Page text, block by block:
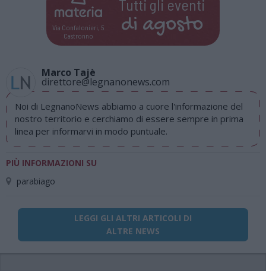
Via Confalonieri, 5
Castronno
Tutti gli eventi
di agosto
Marco Tajè
direttore@legnanonews.com
Noi di LegnanoNews abbiamo a cuore l'informazione del
nostro territorio e cerchiamo di essere sempre in prima
linea per informarvi in modo puntuale.
PIÙ INFORMAZIONI SU
parabiago
LEGGI GLI ALTRI ARTICOLI DI
ALTRE NEWS